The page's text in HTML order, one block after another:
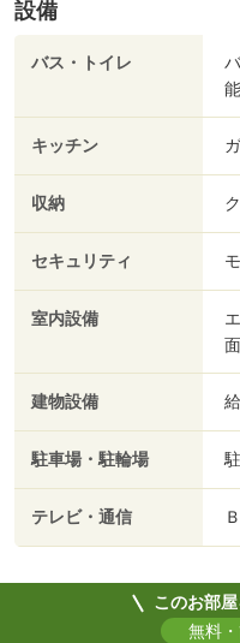
設備
バス・トイレ
キッチン
収納
セキュリティ
室内設備
建物設備
駐車場・駐輪場
テレビ・通信
このお部
無料